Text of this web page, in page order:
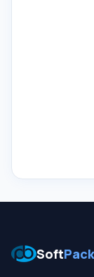
Soft